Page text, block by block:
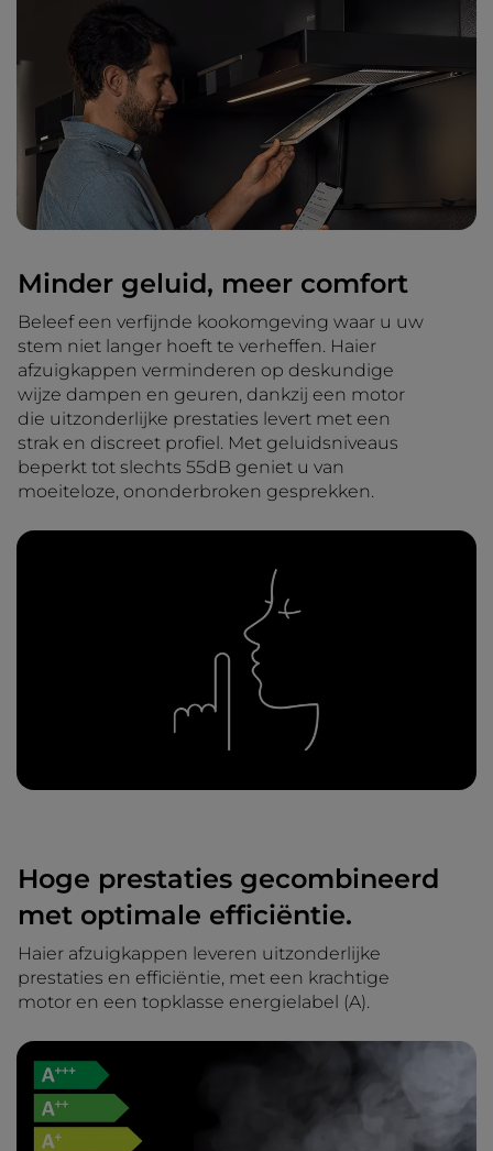
Minder geluid, meer comfort
Beleef een verfijnde kookomgeving waar u uw
stem niet langer hoeft te verheffen. Haier
afzuigkappen verminderen op deskundige
wijze dampen en geuren, dankzij een motor
die uitzonderlijke prestaties levert met een
strak en discreet profiel. Met geluidsniveaus
beperkt tot slechts 55dB geniet u van
moeiteloze, ononderbroken gesprekken.
Hoge prestaties gecombineerd
met optimale efficiëntie.
Haier afzuigkappen leveren uitzonderlijke
prestaties en efficiëntie, met een krachtige
motor en een topklasse energielabel (A).